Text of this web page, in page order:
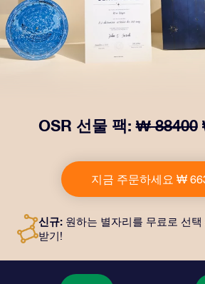
OSR 선물 팩:₩ 88400
투와 퍼스널라이즈 문서가 선택한 주
털 문서가 제공되며 무료로 OSR 앱
다. OSR Gift Pack은 친구나 사랑하
지금 주문하세요 ₩
신규: 원하는 별자리를 무료로 선
받기!